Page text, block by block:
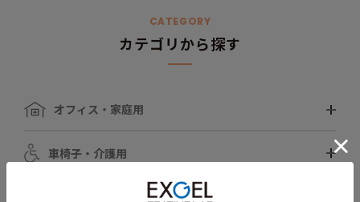
CATEGORY
カテゴリから探す
オフィス・家庭用
車椅子・介護用